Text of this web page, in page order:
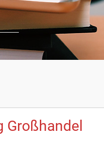
Großhandel